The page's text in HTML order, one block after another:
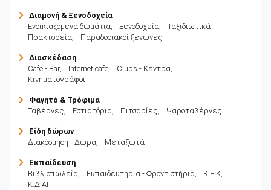
Διαμονή & Ξενοδοχεία
Ενοικιαζόμενα δωμάτια, Ξενοδοχεία,
Ταξιδιωτικά
Πρακτορεία, Παραδοσιακοί ξενώνες
Διασκέδαση
Cafe - Bar, Internet cafe, Clubs - Κέντρα,
Κινηματογράφοι
Φαγητό & Τρόφιμα
Ταβέρνες, Εστιατόρια, Πιτσαρίες, Ψαροταβέρνες
Είδη δώρων
Διακόσμηση - Δώρα, Μεταξωτά
Εκπαίδευση
Βιβλιοπωλεία, Εκπαιδευτήρια - Φροντιστήρια, Κ.Ε.Κ,
Κ.Δ.ΑΠ.